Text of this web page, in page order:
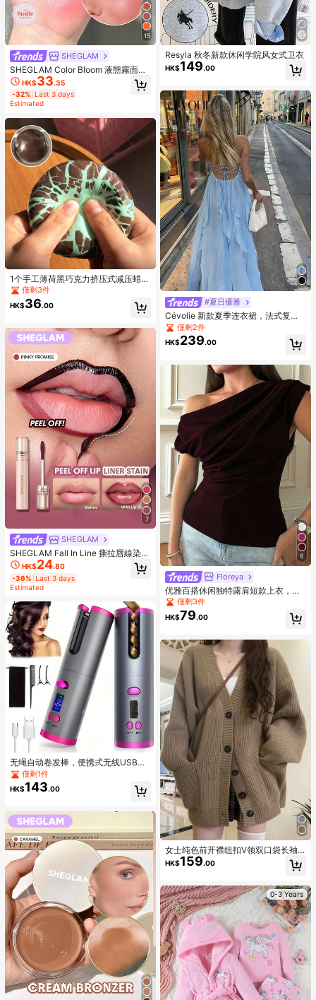
15
SHEGLAM
SHEGLAM Color Bloom 液態霧面腮
紅-Love Cake 品牌美妝化妝品 適合
女士與女孩
HK$33.35
-32% Last 3 days
Estimated
1个手工薄荷黑巧克力挤压式减压蜡
球，挤压时口感酥脆，男女皆宜，是
派对礼品或礼物的完美之选，适合14
岁以上人群的解压玩具，节日、生
僅剩3件
HK$36.00
7
SHEGLAM
SHEGLAM Fall In Line 撕拉唇線染色
筆-Pinky Promise 品牌美妝化妝品
適合女士與女孩
HK$24.80
-36% Last 3 days
Estimated
无绳自动卷发棒，便携式无线USB充
电自动旋转陶瓷卷发棒，美发造型工
具
僅剩1件
HK$143.00
Resyla 秋冬新款休闲学院风女式卫衣
HK$149.00
#夏日優雅
Cévolie 新款夏季连衣裙，法式复古
露背性感连衣裙，冰山蓝性感露背吊
带连衣裙，适合海岛度假，休闲宽松
优雅雪纺连衣裙，适合度假、海滩漫
僅剩2件
HK$239.00
6
Floreya
优雅百搭休闲独特露肩短款上衣，性
感斜肩修身短款上衣，夏季必备
僅剩3件
HK$79.00
女士纯色前开襟纽扣V领双口袋长袖
针织开衫休闲款
HK$159.00
0-3 Years